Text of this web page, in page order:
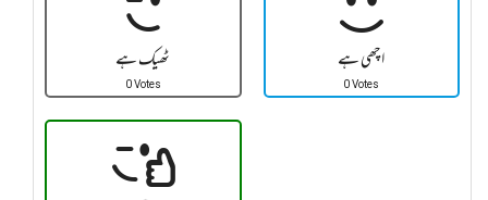
ٹھیک ہے
0 Votes
اچھی ہے
0 Votes